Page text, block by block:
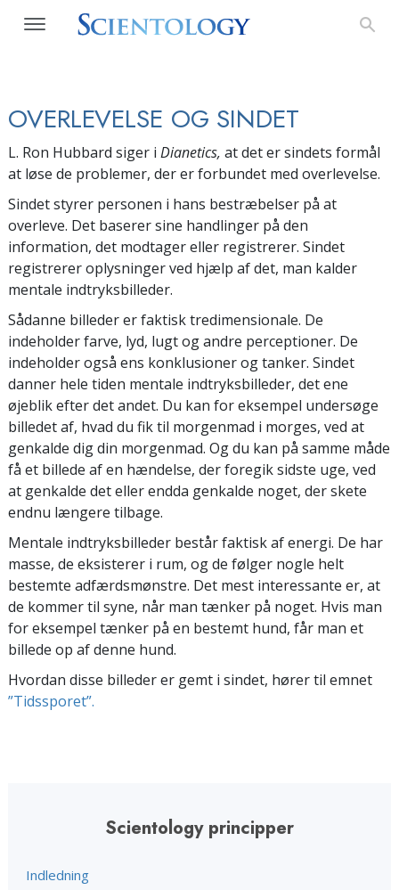
OVERLEVELSE OG SINDET
L. Ron Hubbard siger i Dianetics, at det er sindets formål
at løse de problemer, der er forbundet med overlevelse.
Sindet styrer personen i hans bestræbelser på at
overleve. Det baserer sine handlinger på den
information, det modtager eller registrerer. Sindet
registrerer oplysninger ved hjælp af det, man kalder
mentale indtryksbilleder.
Sådanne billeder er faktisk tredimensionale. De
indeholder farve, lyd, lugt og andre perceptioner. De
indeholder også ens konklusioner og tanker. Sindet
danner hele tiden mentale indtryksbilleder, det ene
øjeblik efter det andet. Du kan for eksempel undersøge
billedet af, hvad du fik til morgenmad i morges, ved at
genkalde dig din morgenmad. Og du kan på samme måde
få et billede af en hændelse, der foregik sidste uge, ved
at genkalde det eller endda genkalde noget, der skete
endnu længere tilbage.
Mentale indtryksbilleder består faktisk af energi. De har
masse, de eksisterer i rum, og de følger nogle helt
bestemte adfærdsmønstre. Det mest interessante er, at
de kommer til syne, når man tænker på noget. Hvis man
for eksempel tænker på en bestemt hund, får man et
billede op af denne hund.
Hvordan disse billeder er gemt i sindet, hører til emnet
”Tidssporet”.
Scientology principper
Indledning